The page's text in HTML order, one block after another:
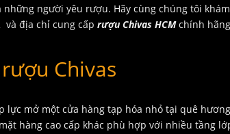
người yêu rượu. Hãy cùng chúng tôi
và địa chỉ cung cấp rượu Chivas HCMchính
Chivas
lực mở một cửa hàng tạp hóa nhỏ tại quê
hàng cao cấp khác phù hợp với nhiều tầng